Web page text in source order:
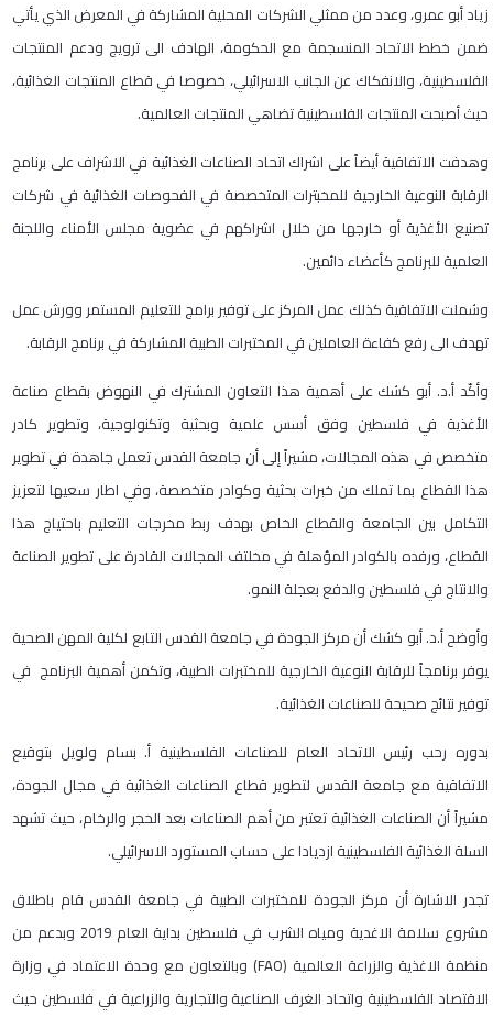
زياد أبو عمرو، وعدد من ممثلي الشركات المحلية المشاركة في المعرض الذي يأتي
ضمن خطط الاتحاد المنسجمة مع الحكومة، الهادف الى ترويج ودعم المنتجات
الفلسطينية، والانفكاك عن الجانب الاسرائيلي، خصوصا في قطاع المنتجات الغذائية،
حيث أصبحت المنتجات الفلسطينية تضاهي المنتجات العالمية.
وهدفت الاتفاقية أيضاً على اشراك اتحاد الصناعات الغذائية في الاشراف على برنامج
الرقابة النوعية الخارجية للمخبترات المتخصصة في الفحوصات الغذائية في شركات
تصنيع الأغذية أو خارجها من خلال اشراكهم في عضوية مجلس الأمناء واللجنة
العلمية للبرنامج كأعضاء دائمين.
وشملت الاتفاقية كذلك عمل المركز على توفير برامج للتعليم المستمر وورش عمل
تهدف الى رفع كفاءة العاملين في المختبرات الطبية المشاركة في برنامج الرقابة.
وأكّد أ.د. أبو كشك على أهمية هذا التعاون المشترك في النهوض بقطاع صناعة
الأغذية في فلسطين وفق أسس علمية وبحثية وتكنولوجية، وتطوير كادر
متخصص في هذه المجالات، مشيراً إلى أن جامعة القدس تعمل جاهدة في تطوير
هذا القطاع بما تملك من خبرات بحثية وكوادر متخصصة، وفي اطار سعيها لتعزيز
التكامل بين الجامعة والقطاع الخاص بهدف ربط مخرجات التعليم باحتياج هذا
القطاع، ورفده بالكوادر المؤهلة في مخلتف المجالات القادرة على تطوير الصناعة
والانتاج في فلسطين والدفع بعجلة النمو.
وأوضح أ.د. أبو كشك أن مركز الجودة في جامعة القدس التابع لكلية المهن الصحية
يوفر برنامجاً للرقابة النوعية الخارجية للمختبرات الطبية، وتكمن أهمية البرنامج في
توفير نتائج صحيحة للصناعات الغذائية.
بدوره رحب رئيس الاتحاد العام للصناعات الفلسطينية أ. بسام ولويل بتوقيع
الاتفاقية مع جامعة القدس لتطوير قطاع الصناعات الغذائية في مجال الجودة،
مشيراً أن الصناعات الغذائية تعتبر من أهم الصناعات بعد الحجر والرخام، حيث تشهد
السلة الغذائية الفلسطينية ازديادا على حساب المستورد الاسرائيلي.
تجدر الاشارة أن مركز الجودة للمختبرات الطبية في جامعة القدس قام باطلاق
مشروع سلامة الاغدية ومياه الشرب في فلسطين بداية العام 2019 وبدعم من
منظمة الاغذية والزراعة العالمية (FAO) وبالتعاون مع وحدة الاعتماد في وزارة
الاقتصاد الفلسطينية واتحاد الغرف الصناعية والتجارية والزراعية في فلسطين حيث